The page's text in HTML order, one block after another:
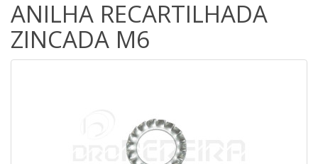
ANILHA RECARTILHADA
ZINCADA M6